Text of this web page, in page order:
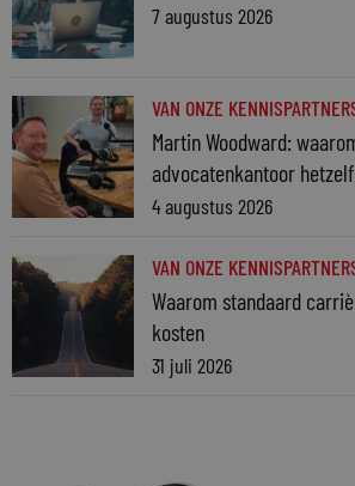
7 augustus 2026
VAN ONZE
Martin Woodward:
advocatenkantoor
4 augustus 2026
VAN ONZE
Waarom standaard
kosten
31 juli 2026